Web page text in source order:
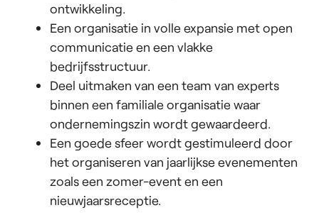
ontwikkeling.
Een organisatie in volle expansie met open
communicatie en een vlakke
bedrijfsstructuur.
Deel uitmaken van een team van experts
binnen een familiale organisatie waar
ondernemingszin wordt gewaardeerd.
Een goede sfeer wordt gestimuleerd door
het organiseren van jaarlijkse evenementen
zoals een zomer-event en een
nieuwjaarsreceptie.